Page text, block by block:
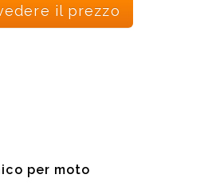
il prezzo
per moto